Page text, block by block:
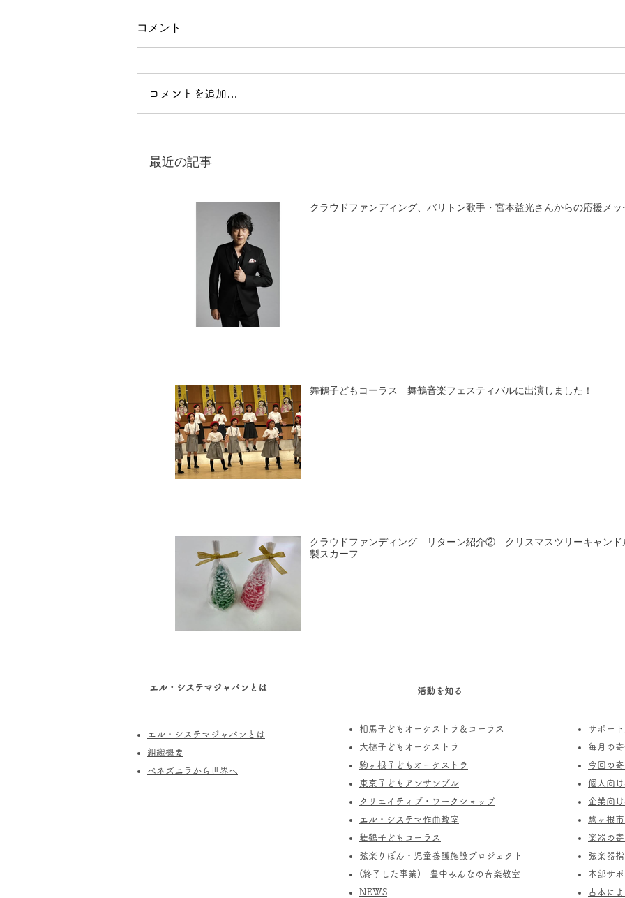
コメント
コメントを追加…
最近の記事
クラウドファンディング、バリトン歌手・宮本益光さんからの応援メッ
舞鶴子どもコーラス 舞鶴音楽フェスティバルに出演しました！
クラウドファンディング リターン紹介② クリスマスツリーキャンド
製スカーフ
エル・システマジャパンとは
エル・システマジャパンとは
​組織概要
​ベネズエラから世界へ
活動を知る
相馬子どもオーケストラ＆コーラス
​大槌子どもオーケストラ
駒ヶ根子どもオーケストラ
​東京子どもアンサンブル
​クリエイティブ・ワークショップ
エル・システマ作曲教室
​舞鶴子どもコーラス
​​弦楽りぼん・児童養護施設プロジェクト
(終了した事業) ​豊中みんなの音楽教室
​NEWS
サポー
毎月の
今回の
個人向
企業向
駒ヶ根
楽器の
弦楽器
本部サ
古本に